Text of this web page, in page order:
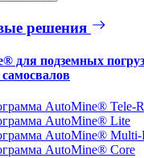
решения
для подземных
AutoMine® Tele-
AutoMine® Lite
AutoMine® Multi-
AutoMine® Core